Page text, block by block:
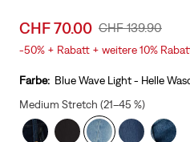
Sale
price
CHF 70.00 Original
Price
CHF 139.90
-50% + Rabatt + weitere 10%
Farbe: Blue Wave Light - Helle
Medium Stretch (21–45 %)